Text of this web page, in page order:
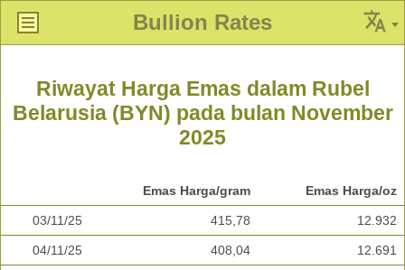
Bullion Rates
Riwayat Harga Emas dalam Rubel
Belarusia (BYN) pada bulan November
2025
Emas Harga/gram Emas Harga/oz
03/11/25 415,78 12.932
04/11/25 408,04 12.691